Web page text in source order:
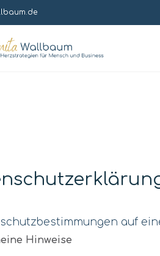
auf
Hinweise